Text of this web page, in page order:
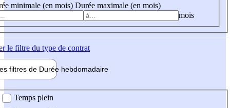
minimale (en mois) Durée maximale (en mois)
mois
le filtre du type de contrat
filtres de Durée hebdomadaire
Temps plein